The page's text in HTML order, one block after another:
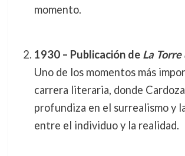
momento.
1930 – Publicación de La Torre
Uno de los momentos más
carrera literaria, donde
profundiza en el surrealismo y
entre el individuo y la realidad.